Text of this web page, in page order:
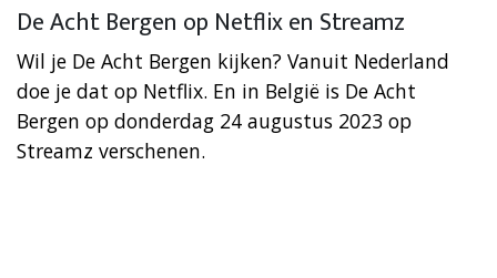
De Acht Bergen op Netflix en Streamz
Wil je De Acht Bergen kijken? Vanuit Nederland
doe je dat op Netflix. En in België is De Acht
Bergen op donderdag 24 augustus 2023 op
Streamz verschenen.